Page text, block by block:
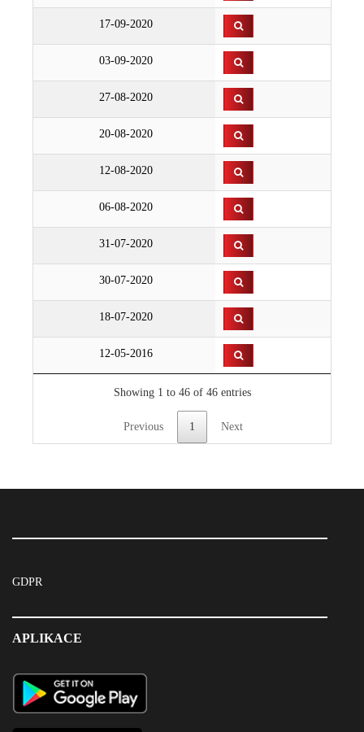
17-09-2020
03-09-2020
27-08-2020
20-08-2020
12-08-2020
06-08-2020
31-07-2020
30-07-2020
18-07-2020
12-05-2016
Showing 1 to 46 of 46 entries
Previous 1 Next
GDPR
APLIKACE